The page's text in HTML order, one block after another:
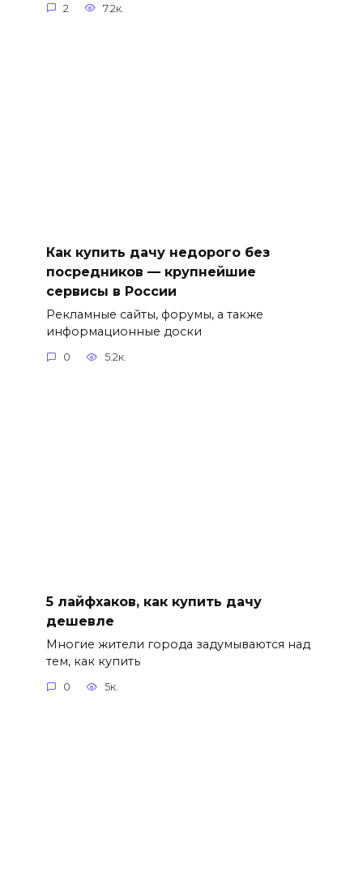
2 7.2к.
Как купить дачу недорого без
посредников — крупнейшие
сервисы в России
Рекламные сайты, форумы, а также
информационные доски
0 5.2к.
5 лайфхаков, как купить дачу
дешевле
Многие жители города задумываются над
тем, как купить
0 5к.